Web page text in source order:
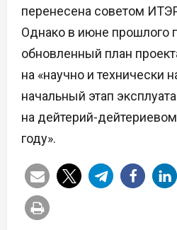
перенесена советом
Однако в июне прошлого
обновленный план
на «научно и технически
начальный этап
на дейтерий-
году».